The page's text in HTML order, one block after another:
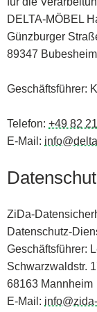
DELTA-MÖBEL
Günzburger
89347 Bubesheim
Geschäftsführer:
Telefon: +49 82
E-Mail:
ZiDa-
Datenschutz-
Geschäftsführer:
Schwarzwaldstr.
68163 Mannheim
E-Mail: